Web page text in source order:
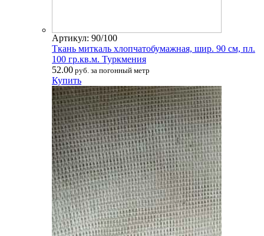
Артикул: 90/100
Ткань миткаль хлопчатобумажная, шир. 90 см, пл.
100 гр.кв.м. Туркмения
52.00 руб. за погонный метр
Купить